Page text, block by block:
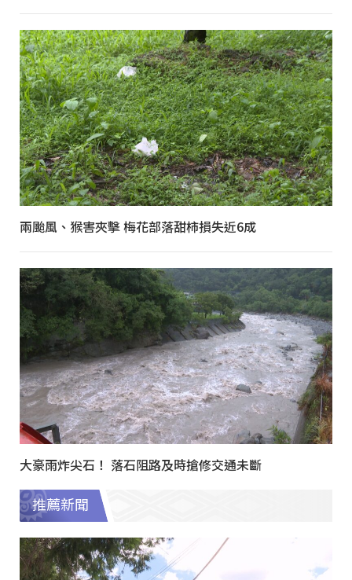
兩颱風、猴害夾擊 梅花部落甜柿損失近6成
大豪雨炸尖石！ 落石阻路及時搶修交通未斷
推薦新聞